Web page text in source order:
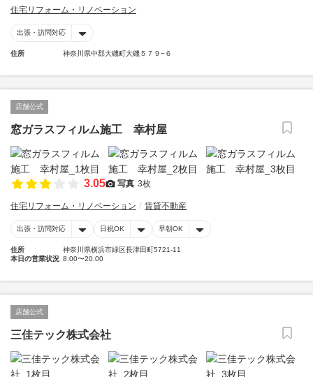
住宅リフォーム・リノベーション
出張・訪問対応
住所 神奈川県中郡大磯町大磯５７９−６
店舗公式
窓ガラスフィルム施工 幸村屋
3.05 写真 3枚
住宅リフォーム・リノベーション 賃貸不動産
出張・訪問対応 日祝OK 早朝OK
住所
神奈川県横浜市緑区長津田町5721-11
本日の営業状況 8:00〜20:00
店舗公式
三佳テック株式会社